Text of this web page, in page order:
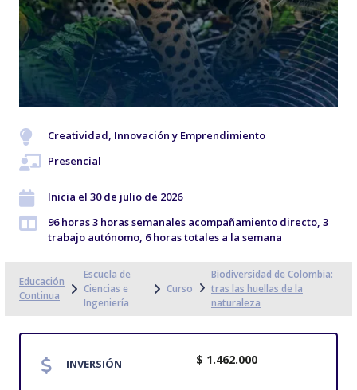
Creatividad, Innovación y Emprendimiento
Presencial
Inicia el 30 de julio de 2026
96 horas 3 horas semanales acompañamiento directo, 3
trabajo autónomo, 6 horas totales a la semana
Educación
Continua
Escuela de
Ciencias e
Ingeniería
Curso
Biodiversidad de Colombia:
tras las huellas de la
naturaleza
INVERSIÓN $ 1.462.000